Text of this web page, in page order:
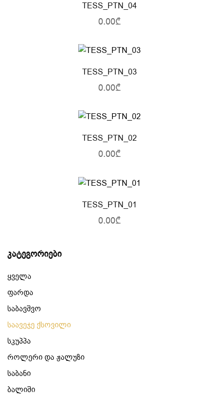
კატეგორიები
ყველა
ფარდა
საბავშვო
საავეჯე ქსოვილი
სკუპპა
როლერი და ჟალუზი
საბანი
ბალიში
TESS_PTN_04
0.00₾
TESS_PTN_03
0.00₾
TESS_PTN_02
0.00₾
TESS_PTN_01
0.00₾